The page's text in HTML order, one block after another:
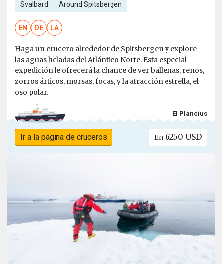
Svalbard Around Spitsbergen
EN DE LA
Haga un crucero alrededor de Spitsbergen y explore
las aguas heladas del Atlántico Norte. Esta especial
expedición le ofrecerá la chance de ver ballenas, renos,
zorros árticos, morsas, focas, y la atracción estrella, el
oso polar.
El Plancius
Ir a la página de cruceros En 6250 USD